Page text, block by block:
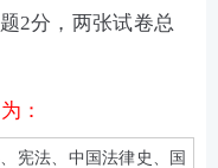
2分，两张试卷总
：
宪法、中国法律史、国